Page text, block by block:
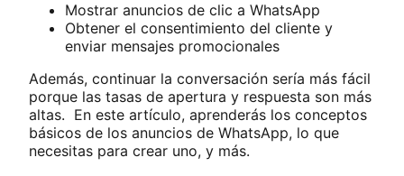
Mostrar anuncios de clic a WhatsApp
Obtener el consentimiento del cliente y
enviar mensajes promocionales
Además, continuar la conversación sería más fácil
porque las tasas de apertura y respuesta son más
altas. En este artículo, aprenderás los conceptos
básicos de los anuncios de WhatsApp, lo que
necesitas para crear uno, y más.